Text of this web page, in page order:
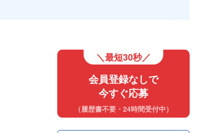
＼最短30秒／
会員登録なしで
今すぐ応募
（履歴書不要・24時間受付中）